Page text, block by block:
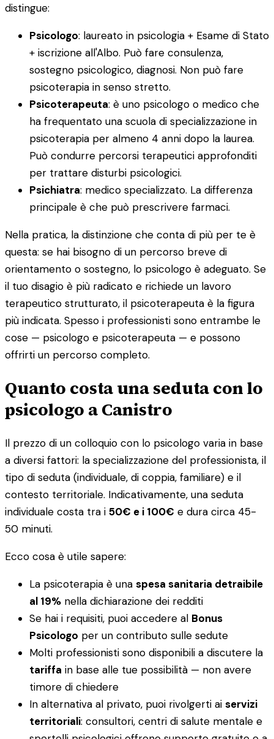
distingue:
Psicologo: laureato in psicologia + Esame di Stato
+ iscrizione all'Albo. Può fare consulenza,
sostegno psicologico, diagnosi. Non può fare
psicoterapia in senso stretto.
Psicoterapeuta: è uno psicologo o medico che
ha frequentato una scuola di specializzazione in
psicoterapia per almeno 4 anni dopo la laurea.
Può condurre percorsi terapeutici approfonditi
per trattare disturbi psicologici.
Psichiatra: medico specializzato. La differenza
principale è che può prescrivere farmaci.
Nella pratica, la distinzione che conta di più per te è
questa: se hai bisogno di un percorso breve di
orientamento o sostegno, lo psicologo è adeguato. Se
il tuo disagio è più radicato e richiede un lavoro
terapeutico strutturato, il psicoterapeuta è la figura
più indicata. Spesso i professionisti sono entrambe le
cose — psicologo e psicoterapeuta — e possono
offrirti un percorso completo.
Quanto costa una seduta con lo
psicologo a Canistro
Il prezzo di un colloquio con lo psicologo varia in base
a diversi fattori: la specializzazione del professionista, il
tipo di seduta (individuale, di coppia, familiare) e il
contesto territoriale. Indicativamente, una seduta
individuale costa tra i 50€ e i 100€ e dura circa 45-
50 minuti.
Ecco cosa è utile sapere:
La psicoterapia è una spesa sanitaria detraibile
al 19% nella dichiarazione dei redditi
Se hai i requisiti, puoi accedere al Bonus
Psicologo per un contributo sulle sedute
Molti professionisti sono disponibili a discutere la
tariffa in base alle tue possibilità — non avere
timore di chiedere
In alternativa al privato, puoi rivolgerti ai servizi
territoriali: consultori, centri di salute mentale e